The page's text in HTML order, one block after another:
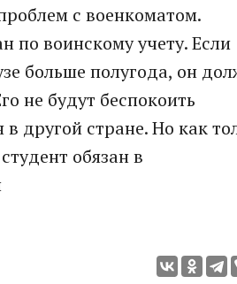
с военкоматом.
по воинскому учету. Если
больше полугода, он
не будут беспокоить
другой стране. Но как
обязан в